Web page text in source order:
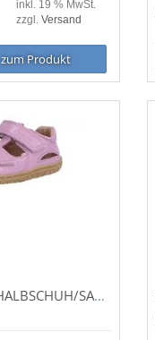
inkl. 19 % MwSt.
zzgl. Versand
zum Produkt
LURCHI KINDER HALBSCHUH/SANDALE/BARFUSSSCHUHE NANDO BAREFOOT PLUM (PINK) 3350002-28